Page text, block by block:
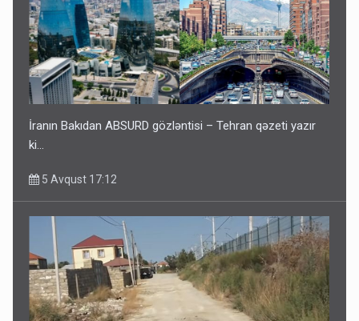
İranın Bakıdan ABSURD gözləntisi – Tehran qəzeti yazır
ki…
5 Avqust 17:12